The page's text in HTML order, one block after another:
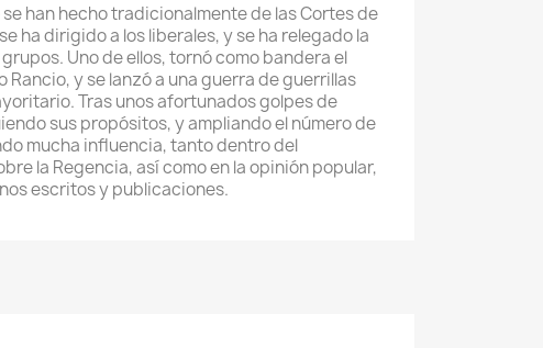
se han hecho tradicionalmente de las Cortes de
ha dirigido a los liberales, y se ha relegado la
Uno de ellos, tornó como bandera el
Rancio, y se lanzó a una guerra de guerrillas
Tras unos afortunados golpes de
sus propósitos, y ampliando el número de
mucha influencia, tanto dentro del
la Regencia, así como en la opinión popular,
escritos y publicaciones.